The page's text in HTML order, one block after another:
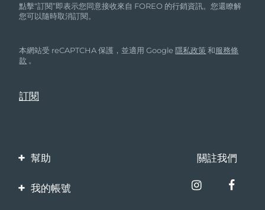
點擊“訂閱”即表示您同意接收來自 FOREO 的行銷資訊。您還瞭解
您可以隨時取消訂閱。
本網站受 reCAPTCHA 保護，並適用 Google隱私政策 和服務條
款 。
幫助
聯繫我們
關註我們
我的帳號